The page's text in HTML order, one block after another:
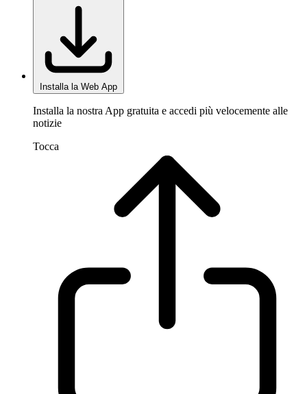
Installa la Web App
Installa la nostra App gratuita e accedi più velocemente alle
notizie
Tocca